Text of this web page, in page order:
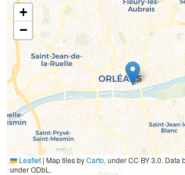
+
−
Leaflet | Map tiles byCarto, under CC BY 3.0. Data
under ODbL.